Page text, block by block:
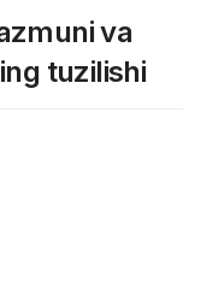
va
tuzilishi